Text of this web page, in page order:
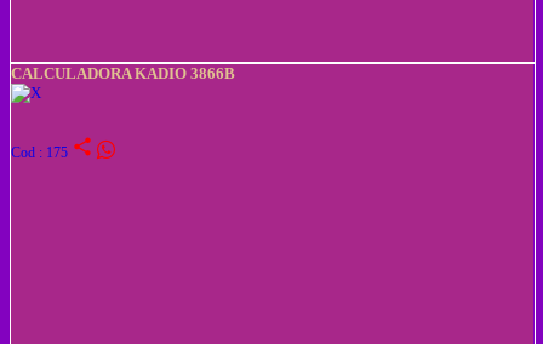
CALCULADORA KADIO 3866B
Cod : 175 share